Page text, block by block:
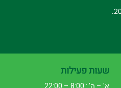
שעות פעילות